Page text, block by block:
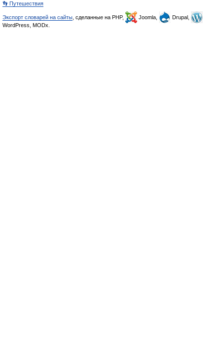
👣 Путешествия
Экспорт словарей на сайты , сделанные на PHP, Joomla,
Drupal,
WordPress, MODx.